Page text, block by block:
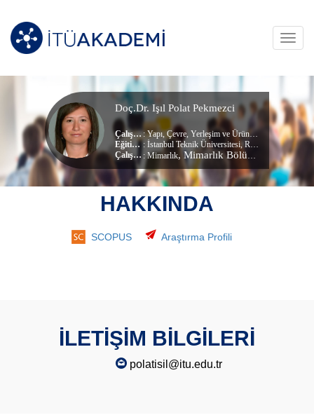
Doç.Dr. Işıl Polat Pekmezci
Çalışma Alanları:Yapı,Çevre, Yerleşim ve Ürünlerde Koruma
Eğitim Durumu
: İstanbul Teknik Üniversitesi, Restorasyon (dr) (Doktora)
Çalıştığı Birim :Mimarlık, Mimarlık Bölümü
HAKKINDA
SCOPUS Araştırma Profili
İLETİŞİM BİLGİLERİ
polatisil@itu.edu.tr